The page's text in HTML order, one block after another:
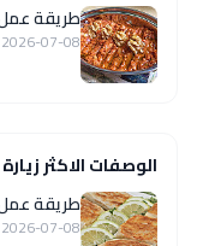
طريقة عمل
2026-07-08
الوصفات الاكثر
طريقة عمل
2026-07-08